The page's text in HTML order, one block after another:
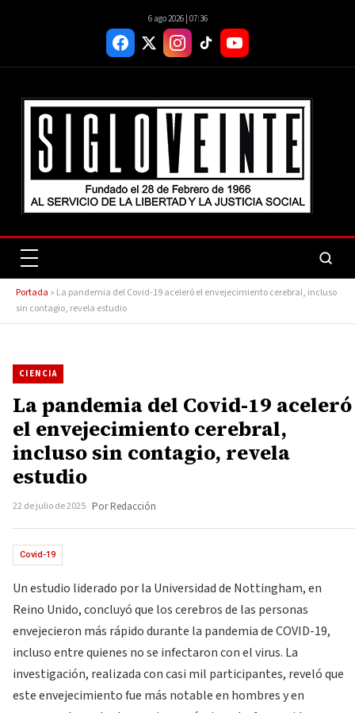
6 ago 2026 | 07:36
Portada » La pandemia del Covid-19 aceleró el envejecimiento cerebral, incluso
sin contagio, revela estudio
CIENCIA
La pandemia del Covid-19 aceleró
el envejecimiento cerebral,
incluso sin contagio, revela
estudio
22 de julio de 2025 Por Redacción
Covid-19
Un estudio liderado por la Universidad de Nottingham, en
Reino Unido, concluyó que los cerebros de las personas
envejecieron más rápido durante la pandemia de COVID-19,
incluso entre quienes no se infectaron con el virus. La
investigación, realizada con casi mil participantes, reveló que
este envejecimiento fue más notable en hombres y en